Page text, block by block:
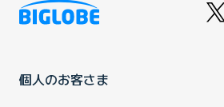
個人のお客さま